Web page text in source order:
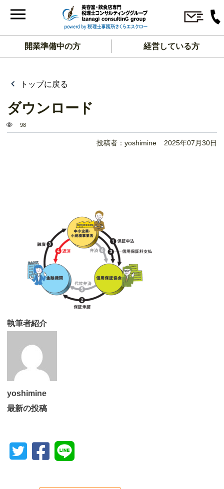
開業準備中の方 経営している方
トップに戻る
ダウンロード
98
投稿者：yoshimine 2025年07月30日
執筆者紹介
yoshimine
最新の投稿